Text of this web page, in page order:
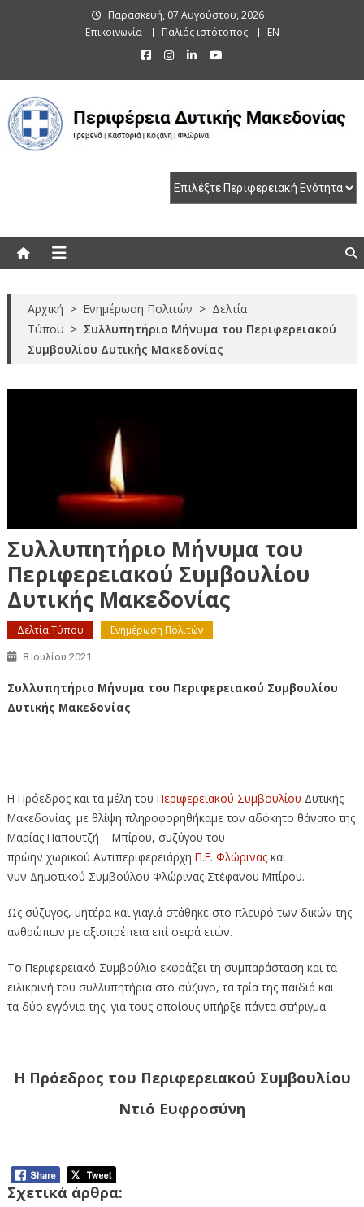
Παρασκευή, 07 Αυγούστου, 2026
Επικοινωνία
Παλιός ιστότοπος EN
Αρχική > Ενημέρωση Πολιτών > Δελτία
Τύπου > Συλλυπητήριο Μήνυμα του Περιφερειακού
Συμβουλίου Δυτικής Μακεδονίας
Συλλυπητήριο Μήνυμα του
Περιφερειακού Συμβουλίου
Δυτικής Μακεδονίας
Δελτία Τύπου Ενημέρωση Πολιτών
8 Ιουλίου 2021
Συλλυπητήριο Μήνυμα του Περιφερειακού Συμβουλίου
Δυτικής Μακεδονίας
Η Πρόεδρος και τα μέλη του Περιφερειακού Συμβουλίου Δυτικής
Μακεδονίας, με θλίψη πληροφορηθήκαμε τον αδόκητο θάνατο της
Μαρίας Παπουτζή – Μπίρου, συζύγου του
πρώην χωρικού Αντιπεριφερειάρχη Π.Ε. Φλώριναςκαι
νυν Δημοτικού Συμβούλου Φλώρινας Στέφανου Μπίρου.
Ως σύζυγος, μητέρα και γιαγιά στάθηκε στο πλευρό των δικών της
ανθρώπων με αξιοπρέπεια επί σειρά ετών.
Το Περιφερειακό Συμβούλιο εκφράζει τη συμπαράσταση και τα
ειλικρινή του συλλυπητήρια στο σύζυγο, τα τρία της παιδιά και
τα δύο εγγόνια της, για τους οποίους υπήρξε πάντα στήριγμα.
Η Πρόεδρος του Περιφερειακού Συμβουλίου
Ντιό Ευφροσύνη
Σχετικά άρθρα: